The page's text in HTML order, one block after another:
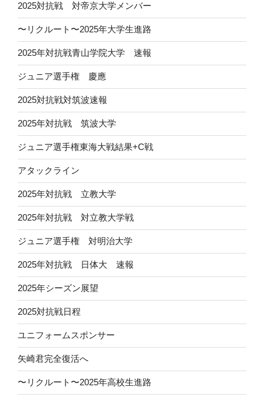
2025対抗戦 対帝京大学メンバー
〜リクルート〜2025年大学生進路
2025年対抗戦青山学院大学 速報
ジュニア選手権 慶應
2025対抗戦対筑波速報
2025年対抗戦 筑波大学
ジュニア選手権東海大戦結果+C戦
アタックライン
2025年対抗戦 立教大学
2025年対抗戦 対立教大学戦
ジュニア選手権 対明治大学
2025年対抗戦 日体大 速報
2025年シーズン展望
2025対抗戦日程
ユニフォームスポンサー
矢崎君完全復活へ
〜リクルート〜2025年高校生進路